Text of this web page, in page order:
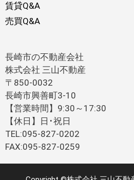
賃貸Q&A
売買Q&A
長崎市の不動産会社
株式会社 三山不動産
〒850-0032
長崎市興善町3-10
【営業時間】9:30～17:30
【休日】日･祝日
TEL:095-827-0202
FAX:095-827-0259